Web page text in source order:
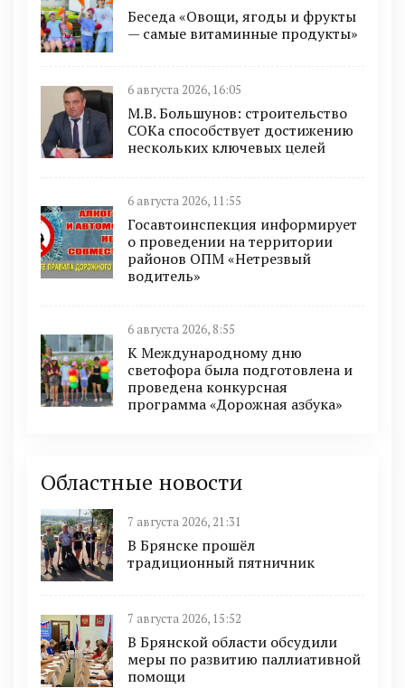
Беседа «Овощи, ягоды и фрукты
— самые витаминные продукты»
6 августа 2026, 16:05
М.В. Большунов: строительство
СОКа способствует достижению
нескольких ключевых целей
6 августа 2026, 11:55
Госавтоинспекция информирует
о проведении на территории
районов ОПМ «Нетрезвый
водитель»
6 августа 2026, 8:55
К Международному дню
светофора была подготовлена и
проведена конкурсная
программа «Дорожная азбука»
Областные новости
7 августа 2026, 21:31
В Брянске прошёл
традиционный пятничник
7 августа 2026, 15:52
В Брянской области обсудили
меры по развитию паллиативной
помощи